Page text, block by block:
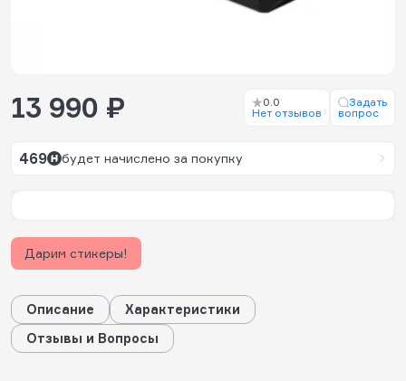
13 990 ₽
0.0
Нет отзывов
Задать
вопрос
469 будет начислено за покупку
Дарим стикеры!
Описание
Характеристики
Отзывы и Вопросы